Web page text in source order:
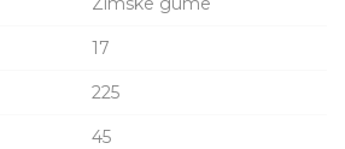
17
225
45